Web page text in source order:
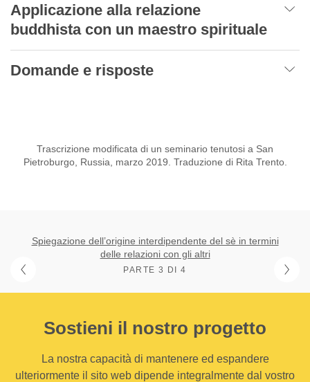
Applicazione alla relazione
buddhista con un maestro spirituale
Domande e risposte
Trascrizione modificata di un seminario tenutosi a San
Pietroburgo, Russia, marzo 2019. Traduzione di Rita Trento.
Spiegazione dell’origine interdipendente del sè in termini
delle relazioni con gli altri
PARTE 3 DI 4
Sostieni il nostro progetto
La nostra capacità di mantenere ed espandere
ulteriormente il sito web dipende integralmente dal vostro